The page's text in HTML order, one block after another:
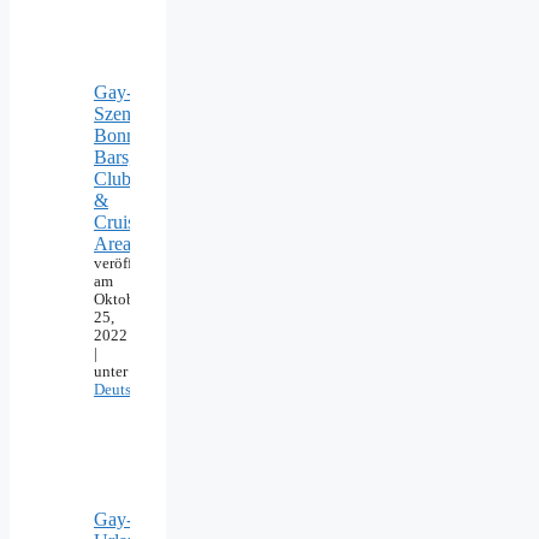
Gay-
Szene
Bonn:
Bars,
Clubs
&
Cruising
Areas
veröffentlicht
am
Oktober
25,
2022
unter
Deutschland
Gay-